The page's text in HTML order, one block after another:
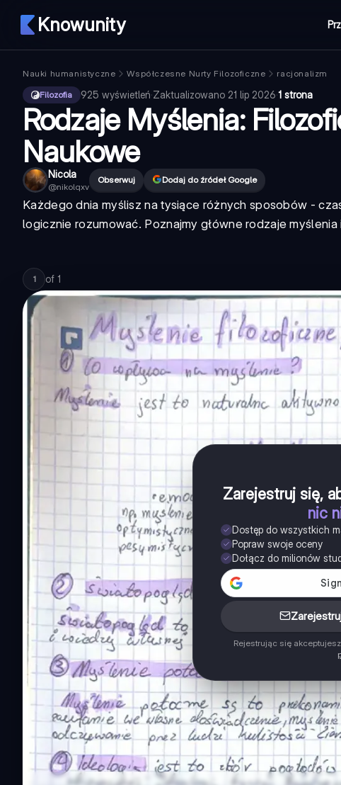
Knowunity
Nauki humanistyczne Współczesne Nurty Filozoficzne
racjonalizm
Filozofia
925 wyświetleń·Zaktualizowano 21 lip 2026·1 strona
Rodzaje Myślenia:
Naukowe
Nicola
@nikolqxv
Obserwuj Dodaj do źródeł Google
Każdego dnia myślisz na tysiące różnych sposobów -
logicznie rozumować. Poznajmy główne rodzaje
1 of 1
Zarejestruj się,
nic
Dostęp do wszystkich
Popraw swoje oceny
Dołącz do milionów
Rejestrując się akceptujesz